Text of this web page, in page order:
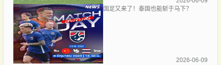
国足又来了！泰国也能斩于马下？
2026-06-09